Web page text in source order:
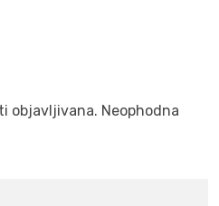
objavljivana. Neophodna